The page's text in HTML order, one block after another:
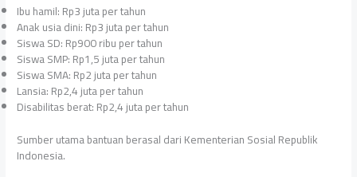
Ibu hamil: Rp3 juta per tahun
Anak usia dini: Rp3 juta per tahun
Siswa SD: Rp900 ribu per tahun
Siswa SMP: Rp1,5 juta per tahun
Siswa SMA: Rp2 juta per tahun
Lansia: Rp2,4 juta per tahun
Disabilitas berat: Rp2,4 juta per tahun
Sumber utama bantuan berasal dari Kementerian Sosial Republik
Indonesia.